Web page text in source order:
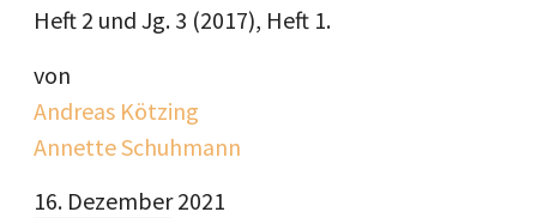
Heft 2 und Jg. 3 (2017), Heft 1.
von
Andreas Kötzing
Annette Schuhmann
16. Dezember 2021